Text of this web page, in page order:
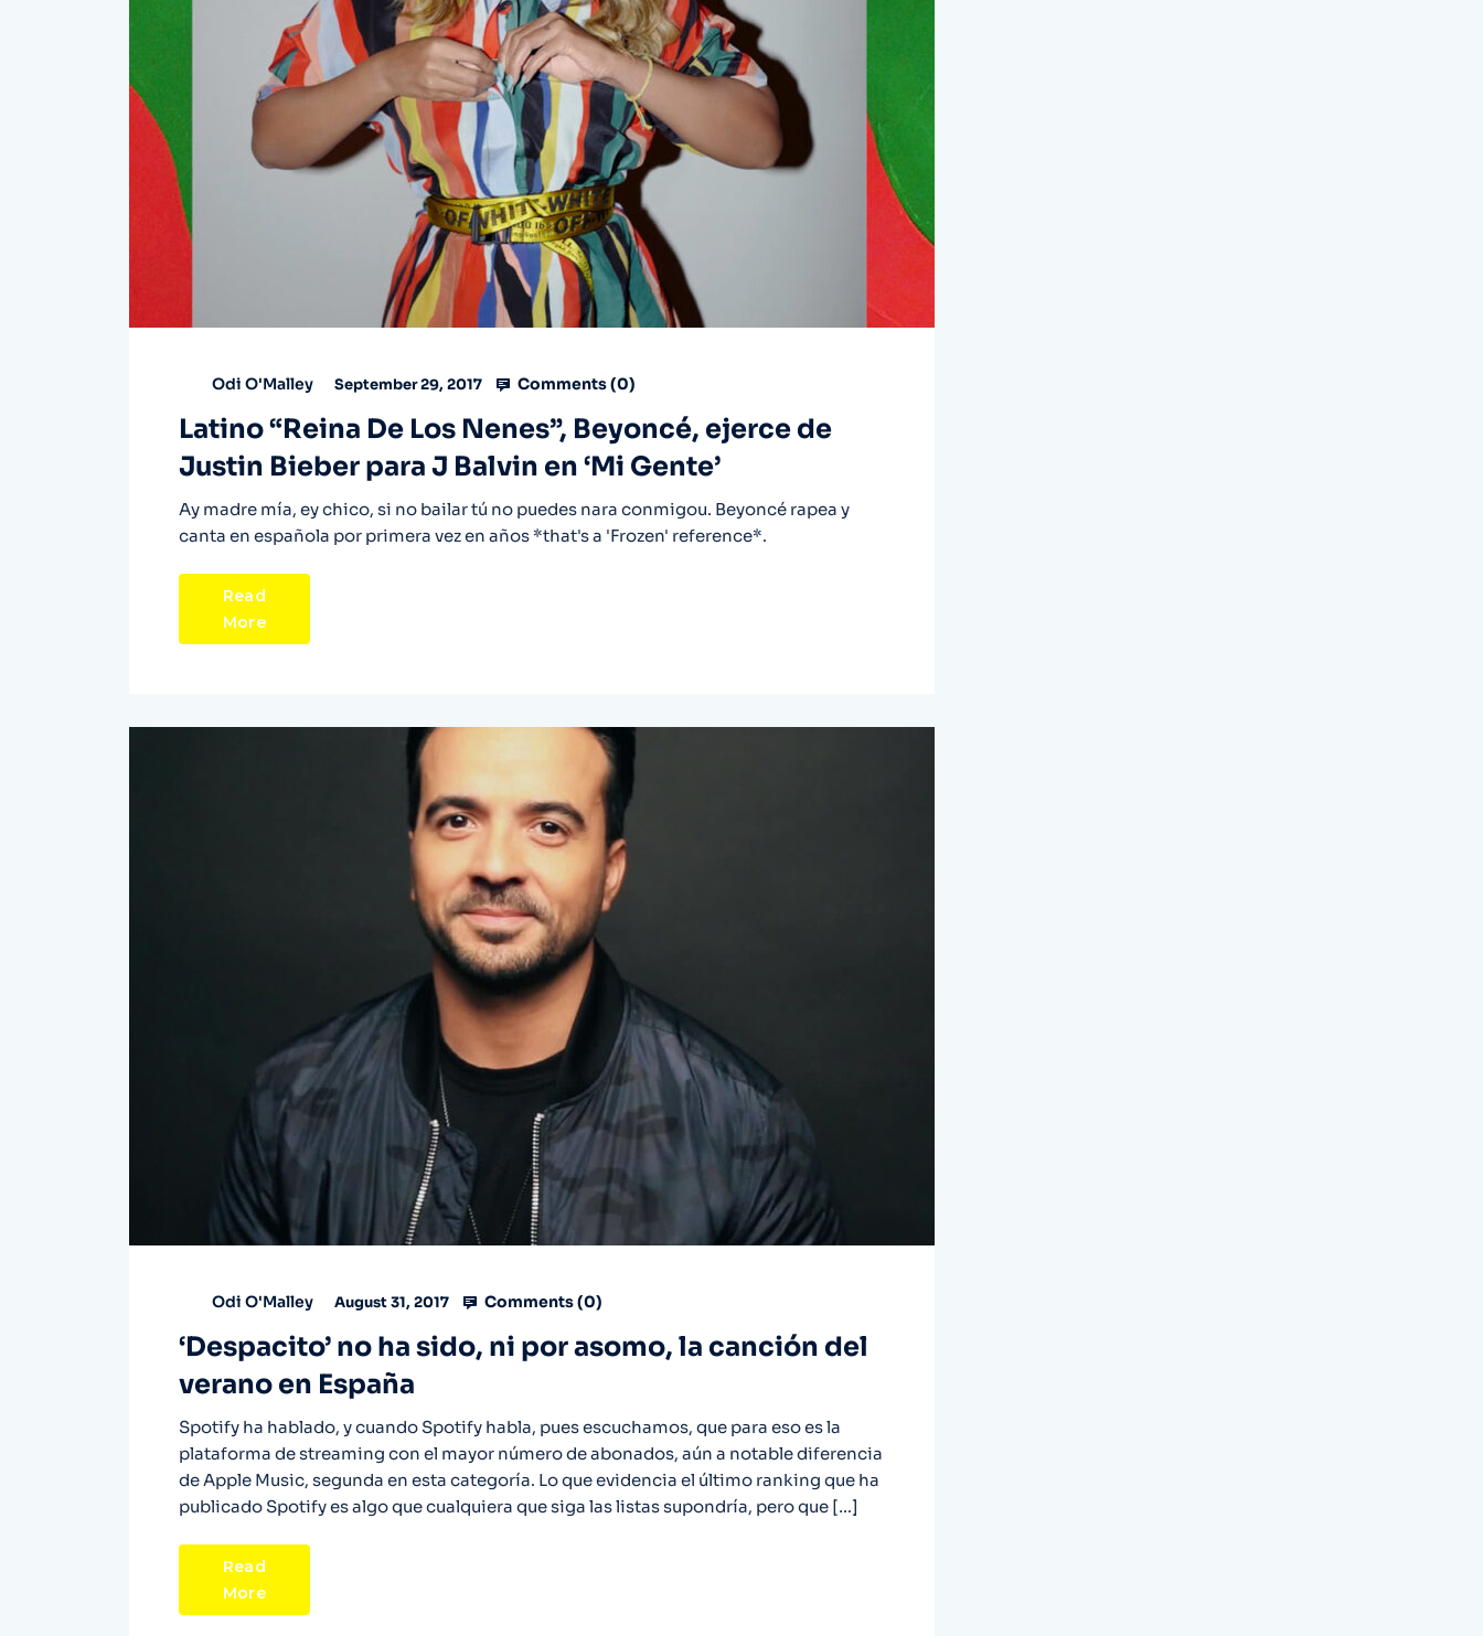
Odi O'Malley September 29, 2017 Comments (0)
Latino “Reina De Los Nenes”, Beyoncé, ejerce de
Justin Bieber para J Balvin en ‘Mi Gente’
Ay madre mía, ey chico, si no bailar tú no puedes nara conmigou. Beyoncé rapea y
canta en española por primera vez en años *that's a 'Frozen' reference*.
Read
More
Odi O'Malley August 31, 2017 Comments (0)
‘Despacito’ no ha sido, ni por asomo, la canción del
verano en España
Spotify ha hablado, y cuando Spotify habla, pues escuchamos, que para eso es la
plataforma de streaming con el mayor número de abonados, aún a notable diferencia
de Apple Music, segunda en esta categoría. Lo que evidencia el último ranking que ha
publicado Spotify es algo que cualquiera que siga las listas supondría, pero que […]
Read
More